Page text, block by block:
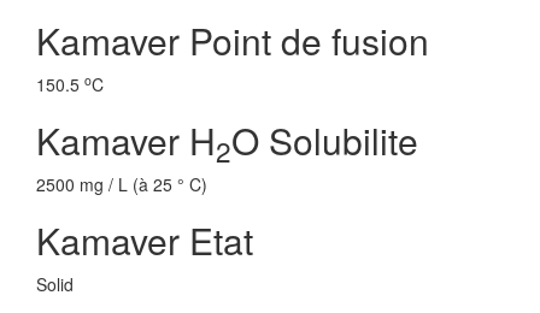
Kamaver Point de fusion
150.5 oC
Kamaver H2O Solubilite
2500 mg / L (à 25 ° C)
Kamaver Etat
Solid